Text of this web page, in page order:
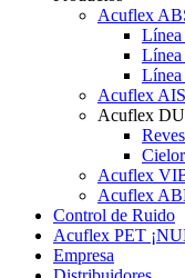
Acuflex
Acuflex
Acuflex
Acuflex
Acuflex
Control de Ruido
Acuflex PET
Empresa